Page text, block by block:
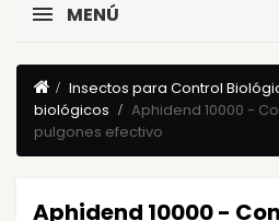
MENÚ
Insectos para Control
biológicos
Aphidend 10000 -
pulgones efectivo
Aphidend 10000 -